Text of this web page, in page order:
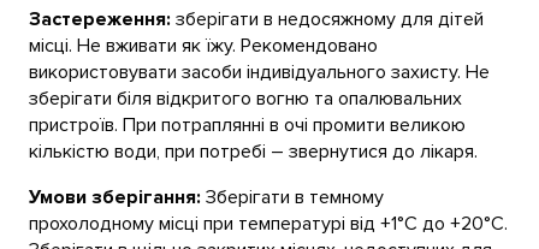
Застереження: зберігати в недосяжному для дітей
місці. Не вживати як їжу. Рекомендовано
використовувати засоби індивідуального захисту. Не
зберігати біля відкритого вогню та опалювальних
пристроїв. При потраплянні в очі промити великою
кількістю води, при потребі – звернутися до лікаря.
Умови зберігання: Зберігати в темному
прохолодному місці при температурі від +1°С до +20°С.